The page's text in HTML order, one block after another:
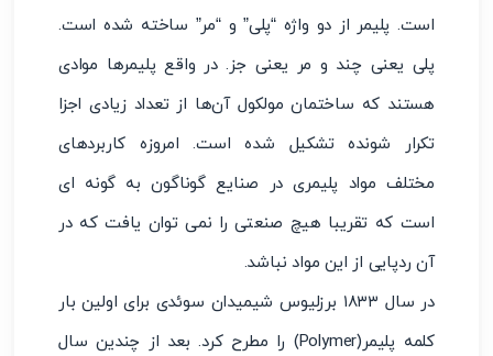
است. پلیمر از دو واژه “پلی” و “مر” ساخته شده است.
پلی یعنی چند و مر یعنی جز‌. در واقع پلیمرها موادی
هستند که ساختمان مولکول آن‌ها از تعداد زیادی اجزا
تکرار شونده تشکیل شده است. امروزه کاربردهای
مختلف مواد پلیمری در صنایع گوناگون به گونه ای
است که تقریبا هیچ صنعتی را نمی توان یافت که در
آن ردپایی از این مواد نباشد.
در سال ۱۸۳۳ برزلیوس شیمیدان سوئدی برای اولین بار
کلمه پلیمر(Polymer) را مطرح کرد. بعد از چندین سال